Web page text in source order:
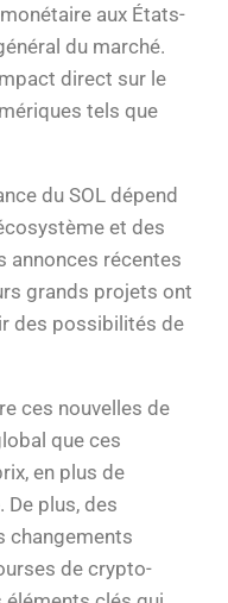
aux États-
du marché.
direct sur le
tels que
du SOL dépend
et des
annonces récentes
grands projets ont
des possibilités de
ces nouvelles de
que ces
en plus de
De plus, des
changements
de crypto-